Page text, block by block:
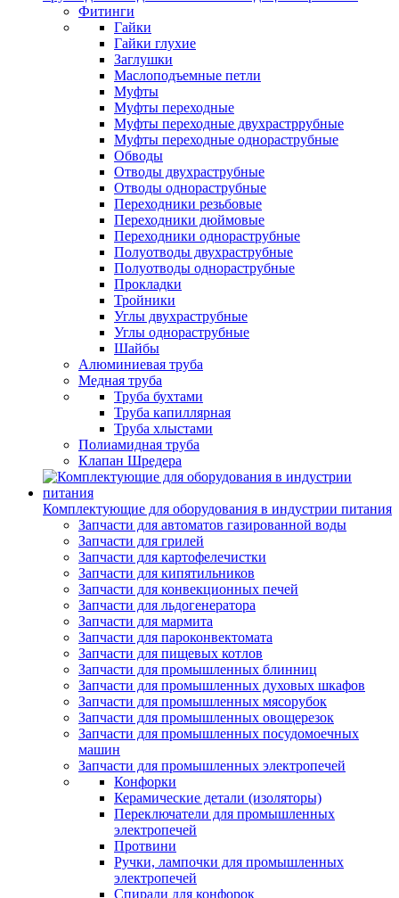
Фитинги
Гайки
Гайки глухие
Заглушки
Маслоподъемные петли
Муфты
Муфты переходные
Муфты переходные двухрастррубные
Муфты переходные однораструбные
Обводы
Отводы двухраструбные
Отводы однораструбные
Переходники резьбовые
Переходники дюймовые
Переходники однораструбные
Полуотводы двухраструбные
Полуотводы однораструбные
Прокладки
Тройники
Углы двухраструбные
Углы однораструбные
Шайбы
Алюминиевая труба
Медная труба
Труба бухтами
Труба капиллярная
Труба хлыстами
Полиамидная труба
Клапан Шредера
Комплектующие для оборудования в индустрии питания
Запчасти для автоматов газированной воды
Запчасти для грилей
Запчасти для картофелечистки
Запчасти для кипятильников
Запчасти для конвекционных печей
Запчасти для льдогенератора
Запчасти для мармита
Запчасти для пароконвектомата
Запчасти для пищевых котлов
Запчасти для промышленных блинниц
Запчасти для промышленных духовых шкафов
Запчасти для промышленных мясорубок
Запчасти для промышленных овощерезок
Запчасти для промышленных посудомоечных
машин
Запчасти для промышленных электропечей
Конфорки
Керамические детали (изоляторы)
Переключатели для промышленных
электропечей
Протвини
Ручки, лампочки для промышленных
электропечей
Спирали для конфорок